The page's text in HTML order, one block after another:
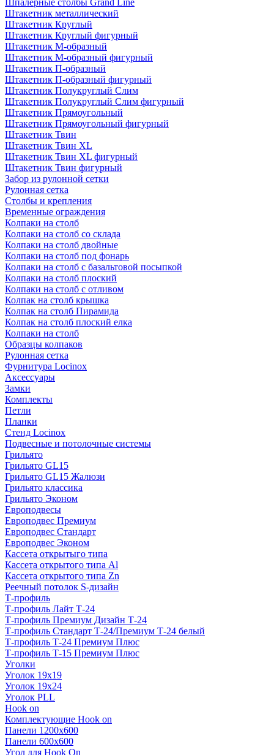
Шпалерные столбы Grand Line
Штакетник металлический
Штакетник Круглый
Штакетник Круглый фигурный
Штакетник М-образный
Штакетник М-образный фигурный
Штакетник П-образный
Штакетник П-образный фигурный
Штакетник Полукруглый Слим
Штакетник Полукруглый Слим фигурный
Штакетник Прямоугольный
Штакетник Прямоугольный фигурный
Штакетник Твин
Штакетник Твин XL
Штакетник Твин XL фигурный
Штакетник Твин фигурный
Забор из рулонной сетки
Рулонная сетка
Столбы и крепления
Временные ограждения
Колпаки на столб
Колпаки на столб со склада
Колпаки на столб двoйные
Колпаки на столб под фонарь
Колпаки на столб с базальтовой посыпкой
Колпаки на столб плоский
Колпаки на столб с отливом
Колпак на столб крышка
Колпак на столб Пирамида
Колпак на столб плоский елка
Колпаки на столб
Образцы колпаков
Рулонная сетка
Фурнитура Locinox
Аксессуары
Замки
Комплекты
Петли
Планки
Стенд Locinox
Подвесные и потолочные системы
Грильято
Грильято GL15
Грильято GL15 Жалюзи
Грильято классика
Грильято Эконом
Европодвесы
Европодвес Премиум
Европодвес Стандарт
Европодвес Эконом
Кассета открытыго типа
Кассета открытого типа Al
Кассета открытого типа Zn
Реечный потолок S-дизайн
Т-профиль
Т-профиль Лайт Т-24
Т-профиль Премиум Дизайн Т-24
Т-профиль Стандарт Т-24/Премиум Т-24 белый
Т-профиль Т-24 Премиум Плюс
Т-профиль Т-15 Премиум Плюс
Уголки
Уголок 19х19
Уголок 19х24
Уголок PLL
Hook on
Комплектующие Hook on
Панели 1200х600
Панели 600х600
Угол для Hook On